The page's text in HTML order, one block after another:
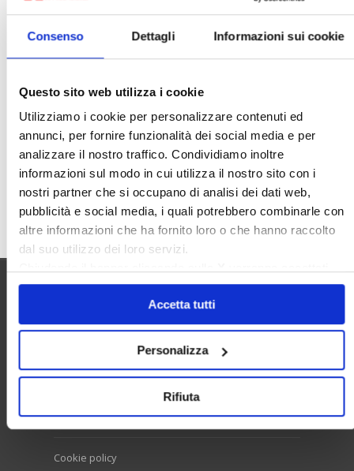
Consenso Dettagli Informazioni sui cookie
Questo sito web utilizza i cookie
Utilizziamo i cookie per personalizzare contenuti ed
annunci, per fornire funzionalità dei social media e per
analizzare il nostro traffico. Condividiamo inoltre
informazioni sul modo in cui utilizza il nostro sito con i
nostri partner che si occupano di analisi dei dati web,
pubblicità e social media, i quali potrebbero combinarle con
altre informazioni che ha fornito loro o che hanno raccolto
dal suo utilizzo dei loro servizi.
solo i cookie necessari.
Accetta tutti
Personalizza
Rifiuta
Nudaproprietà
Prezzi Case
Prima Casa
Proprietari Casa
Ruderi
Sicurezza
Sommerso
Sunia
Trasferimenti
Treviso
Valore Case
Cerca
Cookie policy